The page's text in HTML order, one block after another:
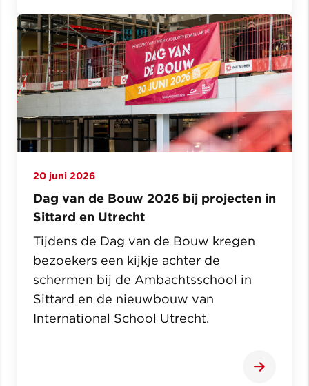
20 juni 2026
Dag van de Bouw 2026 bij projecten in
Sittard en Utrecht
Tijdens de Dag van de Bouw kregen
bezoekers een kijkje achter de
schermen bij de Ambachtsschool in
Sittard en de nieuwbouw van
International School Utrecht.